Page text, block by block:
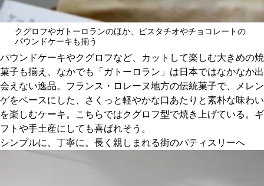
クグロフやガトーロランのほか、ピスタチオやチョコレートの
パウンドケーキも揃う
パウンドケーキやクグロフなど、カットして楽しむ大きめの焼
菓子も揃え、なかでも「ガトーロラン」は日本ではなかなか出
会えない逸品。フランス・ロレーヌ地方の伝統菓子で、メレン
ゲをベースにした、さくっと軽やかな口あたりと素朴な味わい
を楽しむケーキ。こちらではクグロフ型で焼き上げている。ギ
フトや手土産にしても喜ばれそう。
シンプルに、丁寧に。長く親しまれる街のパティスリーへ